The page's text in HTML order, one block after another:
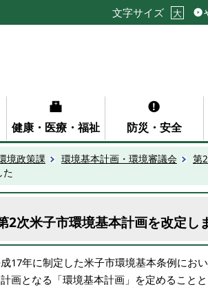
文字サイズ 大
健康・医療・福祉 防災・安全
境政策課 環境基本計画・環境審議会
第
た
2次米子市環境基本計画を改定し
17年に制定した米子市環境基本条例にお
画となる「環境基本計画」を定めること